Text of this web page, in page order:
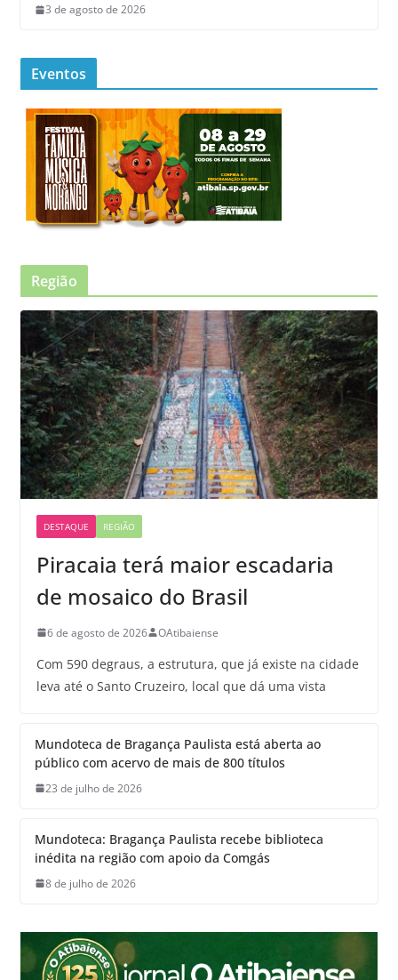
3 de agosto de 2026
Eventos
Região
DESTAQUE REGIÃO
Piracaia terá maior escadaria
de mosaico do Brasil
6 de agosto de 2026 OAtibaiense
Com 590 degraus, a estrutura, que já existe na cidade
leva até o Santo Cruzeiro, local que dá uma vista
Mundoteca de Bragança Paulista está aberta ao
público com acervo de mais de 800 títulos
23 de julho de 2026
Mundoteca: Bragança Paulista recebe biblioteca
inédita na região com apoio da Comgás
8 de julho de 2026